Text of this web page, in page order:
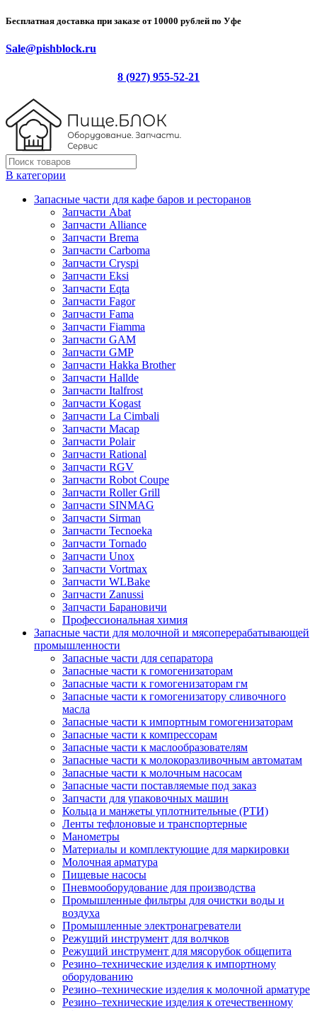
Бесплатная доставка при заказе от 10000 рублей по Уфе
Sale@pishblock.ru
8 (927) 955-52-21
В категории
Запасные части для кафе баров и ресторанов
Запчасти Abat
Запчасти Alliance
Запчасти Brema
Запчасти Carboma
Запчасти Cryspi
Запчасти Eksi
Запчасти Eqta
Запчасти Fagor
Запчасти Fama
Запчасти Fiamma
Запчасти GAM
Запчасти GMP
Запчасти Hakka Brother
Запчасти Hallde
Запчасти Italfrost
Запчасти Kogast
Запчасти La Cimbali
Запчасти Macap
Запчасти Polair
Запчасти Rational
Запчасти RGV
Запчасти Robot Coupe
Запчасти Roller Grill
Запчасти SINMAG
Запчасти Sirman
Запчасти Tecnoeka
Запчасти Tornado
Запчасти Unox
Запчасти Vortmax
Запчасти WLBake
Запчасти Zanussi
Запчасти Барановичи
Профессиональная химия
Запасные части для молочной и мясоперерабатывающей
промышленности
Запасные части для сепаратора
Запасные части к гомогенизаторам
Запасные части к гомогенизаторам гм
Запасные части к гомогенизатору сливочного
масла
Запасные части к импортным гомогенизаторам
Запасные части к компрессорам
Запасные части к маслообразователям
Запасные части к молокоразливочным автоматам
Запасные части к молочным насосам
Запасные части поставляемые под заказ
Запчасти для упаковочных машин
Кольца и манжеты уплотнительные (РТИ)
Ленты тефлоновые и транспортерные
Манометры
Материалы и комплектующие для маркировки
Молочная арматура
Пищевые насосы
Пневмооборудование для производства
Промышленные фильтры для очистки воды и
воздуха
Промышленные электронагреватели
Режущий инструмент для волчков
Режущий инструмент для мясорубок общепита
Резино–технические изделия к импортному
оборудованию
Резино–технические изделия к молочной арматуре
Резино–технические изделия к отечественному